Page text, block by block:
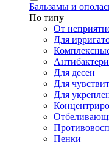
Бальзамы и
По типу
От
Для
Для десен
Для
Для
Пенки